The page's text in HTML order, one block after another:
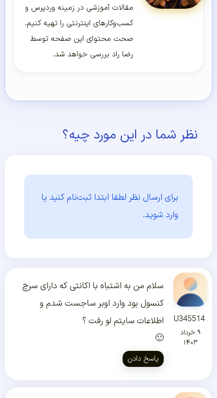
مقالات آموزشی در زمینه وردپرس و
کسب‌و‌کارهای اینترنتی را تهیه کنیم.
صحت محتوای این صفحه توسط
رضا راد بررسی خواهد شد.
نظر شما در این مورد چیه؟
برای ارسال نظر لطفا ابتدا ثبت‌نام کنید یا
وارد شوید.
U345514
۹ خرداد
۱۴۰۳
سلام من به اشتباه با اکانتی که دارای سرچ
کنسول بود وارد اوبر ساجست شدم و
اطلاعات سایتم لو رفت ؟‌‌
🙂
پاسخ دادن